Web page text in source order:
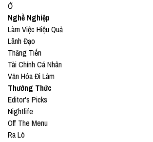
Ở
Nghề Nghiệp
Làm Việc Hiệu Quả
Lãnh Đạo
Thăng Tiến
Tài Chính Cá Nhân
Văn Hóa Đi Làm
Thưởng Thức
Editor's Picks
Nightlife
Off The Menu
Ra Lò